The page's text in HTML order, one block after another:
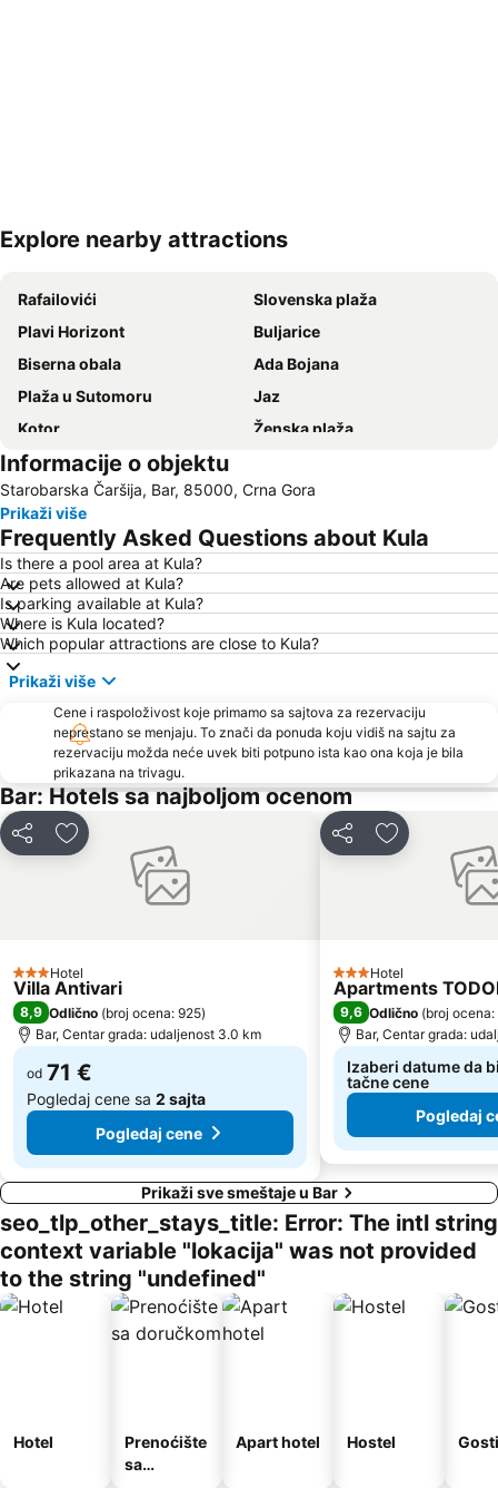
Explore nearby attractions
Rafailovići
Slovenska plaža
Plavi Horizont
Buljarice
Biserna obala
Ada Bojana
Plaža u Sutomoru
Jaz
Kotor
Ženska plaža
Bečićka plaža
Kraljičina plaža
Stari grad Budva
Pržno
Utjeha
Buljarica
Ostrvo cveća
Tivat
Crvena plaža
Miami Beach
Kamenovo
Kopakabana
Kraljičina plaža
Plaža Miločer
Drobni pijesak
Stari Grad
Sveti Toma
Mala
Plaža Mogren
Maljevik
Kalardovo
Aerodrom Podgorica
Albatros
S&I Beach Life-Jaz
Blue Beach
Toni Grill
Europa Beach
Miločerska plaža
Informacije o objektu
Starobarska Čaršija, Bar, 85000, Crna Gora
Prikaži više
Frequently Asked Questions about Kula
Is there a pool area at Kula?
Are pets allowed at Kula?
Is parking available at Kula?
Where is Kula located?
Which popular attractions are close to Kula?
Prikaži više
Cene i raspoloživost koje primamo sa sajtova za rezervaciju
neprestano se menjaju. To znači da ponuda koju vidiš na sajtu za
rezervaciju možda neće uvek biti potpuno ista kao ona koja je bila
prikazana na trivagu.
Bar: Hotels sa najboljom ocenom
Deli Dodati u favorite
3 Zvezdice
Hotel
Villa Antivari
8,9 Odlično (broj ocena: 925)
Bar, Centar grada: udaljenost 3.0 km
od 71 €
Pogledaj cene sa 2 sajta
Pogledaj cene
Deli Dodati u
3 Zvezdice
Hotel
Apartments
9,6 Odlično (broj
Bar, Centar grada:
Izaberi datume da
tačne cene
Pogledaj
Prikaži sve smeštaje u Bar
seo_tlp_other_stays_title: Error: The intl string
context variable "lokacija" was not provided
to the string "undefined"
Hotel
Prenoćište
sa
Apart hotel Hostel